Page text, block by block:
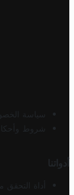
سياسة
شروط
أدواتنا
أداة